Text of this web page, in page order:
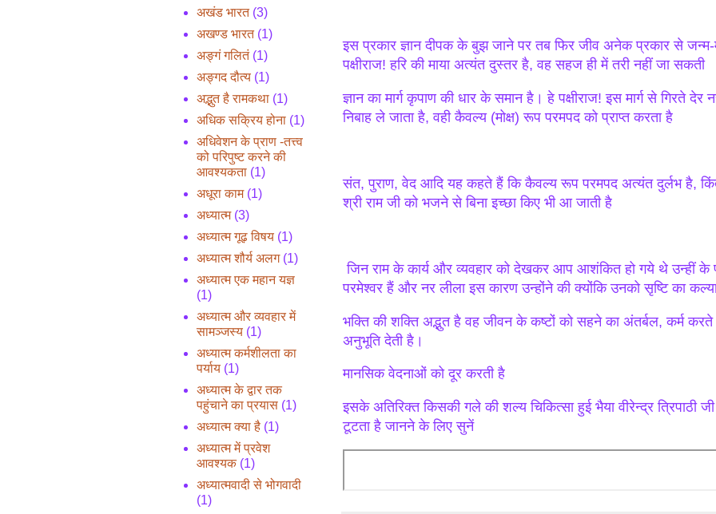
इस प्रकार ज्ञान दीपक के बुझ जाने पर तब फिर जीव अनेक प्रकार से
पक्षीराज! हरि की माया अत्यंत दुस्तर है, वह सहज ही में तरी नहीं जा सकती
ज्ञान का मार्ग कृपाण की धार के समान है। हे पक्षीराज! इस मार्ग से गिरते देर
निबाह ले जाता है, वही कैवल्य (मोक्ष) रूप परमपद को प्राप्त करता है
संत, पुराण, वेद आदि यह कहते हैं कि कैवल्य रूप परमपद अत्यंत दुर्लभ है,
श्री राम जी को भजने से बिना इच्छा किए भी आ जाती है
जिन राम के कार्य और व्यवहार को देखकर आप आशंकित हो गये थे उन्हीं के
परमेश्वर हैं और नर लीला इस कारण उन्होंने की क्योंकि उनको सृष्टि का
भक्ति की शक्ति अद्भुत है वह जीवन के कष्टों को सहने का अंतर्बल, कर्म करते
अनुभूति देती है।
मानसिक वेदनाओं को दूर करती है
इसके अतिरिक्त किसकी गले की शल्य चिकित्सा हुई भैया वीरेन्द्र
टूटता है जानने के लिए सुनें
अखंड भारत (3)
अखण्ड भारत (1)
अङ्गं गलितं (1)
अङ्गद दौत्य (1)
अद्भुत है रामकथा (1)
अधिक सक्रिय होना (1)
अधिवेशन के प्राण -तत्त्व
को परिपुष्ट करने की
आवश्यकता (1)
अधूरा काम (1)
अध्यात्म (3)
अध्यात्म गूढ़ विषय (1)
अध्यात्म शौर्य अलग (1)
अध्यात्म एक महान यज्ञ
(1)
अध्यात्म और व्यवहार में
सामञ्जस्य (1)
अध्यात्म कर्मशीलता का
पर्याय (1)
अध्यात्म के द्वार तक
पहुंचाने का प्रयास (1)
अध्यात्म क्या है (1)
अध्यात्म में प्रवेश
आवश्यक (1)
अध्यात्मवादी से भोगवादी
(1)